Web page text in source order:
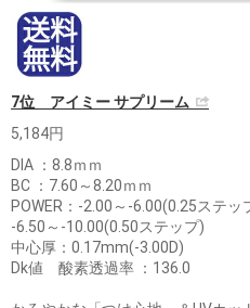
7位 アイミー サプリーム
5,184円
DIA ：8.8ｍｍ
BC ：7.60～8.20ｍｍ
POWER：-2.00～-6.00(0.25ステッ
-6.50～-10.00(0.50ステップ)
中心厚：0.17mm(-3.00D)
Dk値 酸素透過率 ：136.0